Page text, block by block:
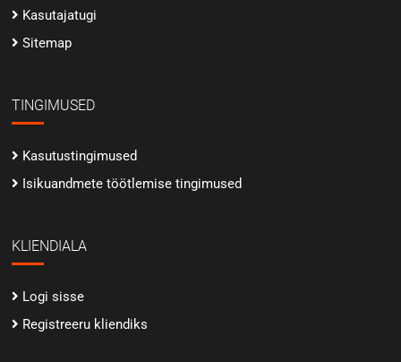
Kasutajatugi
Sitemap
TINGIMUSED
Kasutustingimused
Isikuandmete töötlemise tingimused
KLIENDIALA
Logi sisse
Registreeru kliendiks